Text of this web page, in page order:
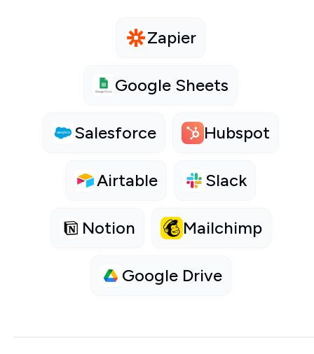
Zapier
Google Sheets
Salesforce Hubspot
Airtable Slack
Notion Mailchimp
Google Drive